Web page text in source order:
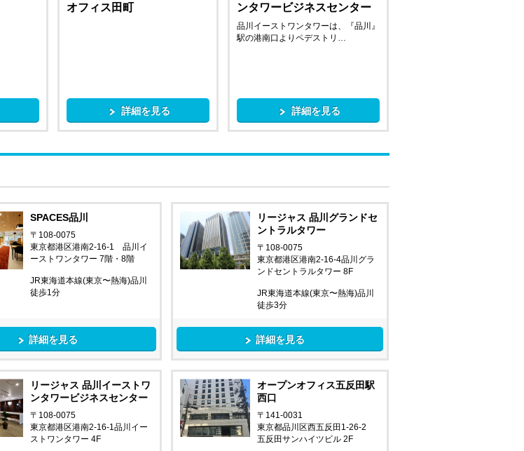
オフィス田町
詳細を見る
ンタワービジネスセンター
品川イーストワンタワーは、『品川』
駅の港南口よりペデストリ…
詳細を見る
SPACES品川
〒108-0075
東京都港区港南2-16-1 品川イ
ーストワンタワー 7階・8階
JR東海道本線(東京〜熱海)品川
徒歩1分
詳細を見る
リージャス 品川グランドセ
ントラルタワー
〒108-0075
東京都港区港南2-16-4品川グラ
ンドセントラルタワー 8F
JR東海道本線(東京〜熱海)品川
徒歩3分
詳細を見る
リージャス 品川イーストワ
ンタワービジネスセンター
〒108-0075
東京都港区港南2-16-1品川イー
ストワンタワー 4F
オープンオフィス五反田駅
西口
〒141-0031
東京都品川区西五反田1-26-2
五反田サンハイツビル 2F